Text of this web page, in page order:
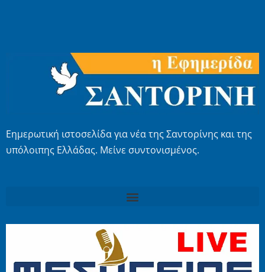
Εημερωτική ιστοσελίδα για νέα της Σαντορίνης και της
υπόλοιπης Ελλάδας. Μείνε συντονισμένος.